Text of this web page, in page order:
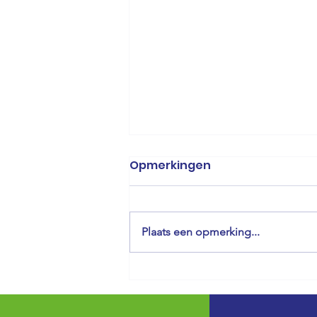
Flashmob's 2026
Opmerkingen
Plaats een opmerking...